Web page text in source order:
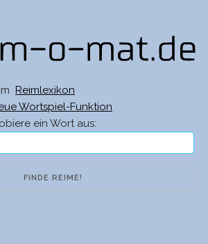
Reimlexikon
Wortspiel-Funktion
ein Wort aus: